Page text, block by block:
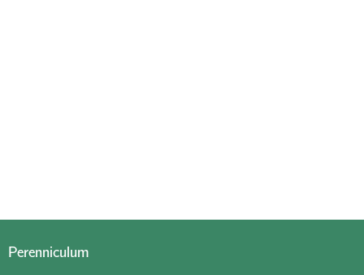
Perenniculum